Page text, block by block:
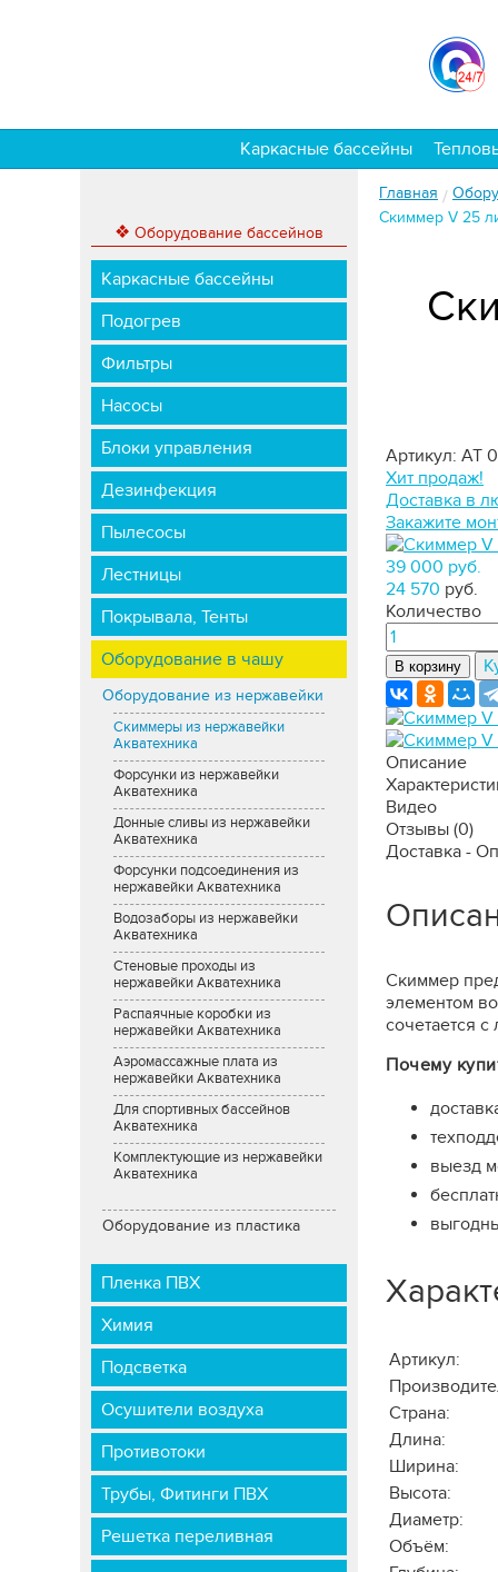
Каркасные бассейны
❖ Оборудование бассейнов
Каркасные бассейны
Подогрев
Фильтры
Насосы
Блоки управления
Дезинфекция
Пылесосы
Лестницы
Покрывала, Тенты
Оборудование в чашу
Оборудование из нержавейки
Скиммеры из нержавейки
Акватехника
Форсунки из нержавейки
Акватехника
Донные сливы из нержавейки
Акватехника
Форсунки подсоединения из
нержавейки Акватехника
Водозаборы из нержавейки
Акватехника
Стеновые проходы из
нержавейки Акватехника
Распаячные коробки из
нержавейки Акватехника
Аэромассажные плата из
нержавейки Акватехника
Для спортивных бассейнов
Акватехника
Комплектующие из нержавейки
Акватехника
Оборудование из пластика
Пленка ПВХ
Химия
Подсветка
Осушители воздуха
Противотоки
Трубы, Фитинги ПВХ
Решетка переливная
Главная /
Скиммер V 25
Артикул: АТ
Хит продаж!
Доставка в
Закажите
39 000 руб.
24 570 руб.
Количество
В корзину
Описание
Видео
Отзывы (0)
Доставка -
Скиммер
элементом
сочетается
Почему
выезд
Артикул:
Страна:
Длина:
Ширина:
Высота:
Диаметр:
Объём: